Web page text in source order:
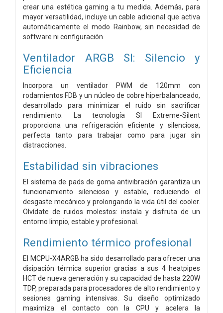
crear una estética gaming a tu medida. Además, para
mayor versatilidad, incluye un cable adicional que activa
automáticamente el modo Rainbow, sin necesidad de
software ni configuración.
Ventilador ARGB SI: Silencio y
Eficiencia
Incorpora un ventilador PWM de 120mm con
rodamientos FDB y un núcleo de cobre hiperbalanceado,
desarrollado para minimizar el ruido sin sacrificar
rendimiento. La tecnología SI Extreme-Silent
proporciona una refrigeración eficiente y silenciosa,
perfecta tanto para trabajar como para jugar sin
distracciones.
Estabilidad sin vibraciones
El sistema de pads de goma antivibración garantiza un
funcionamiento silencioso y estable, reduciendo el
desgaste mecánico y prolongando la vida útil del cooler.
Olvídate de ruidos molestos: instala y disfruta de un
entorno limpio, estable y profesional.
Rendimiento térmico profesional
El MCPU-X4ARGB ha sido desarrollado para ofrecer una
disipación térmica superior gracias a sus 4 heatpipes
HCT de nueva generación y su capacidad de hasta 220W
TDP, preparada para procesadores de alto rendimiento y
sesiones gaming intensivas. Su diseño optimizado
maximiza el contacto con la CPU y acelera la